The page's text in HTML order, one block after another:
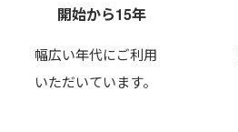
開始から15年
幅広い年代にご利用
いただいています。